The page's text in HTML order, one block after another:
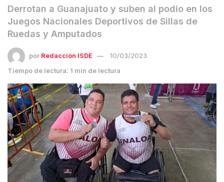
Derrotan a Guanajuato y suben al podio en los
Juegos Nacionales Deportivos de Sillas de
Ruedas y Amputados
por Redacción ISDE
10/03/2023
Tiempo de lectura: 1 min de lectura